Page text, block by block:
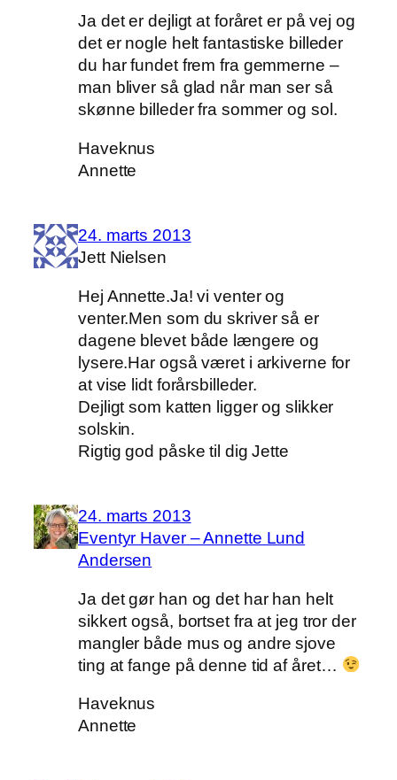
Ja det er dejligt at foråret er på vej og
det er nogle helt fantastiske billeder
du har fundet frem fra gemmerne –
man bliver så glad når man ser så
skønne billeder fra sommer og sol.
Haveknus
Annette
24. marts 2013
Jett Nielsen
Hej Annette.Ja! vi venter og
venter.Men som du skriver så er
dagene blevet både længere og
lysere.Har også været i arkiverne for
at vise lidt forårsbilleder.
Dejligt som katten ligger og slikker
solskin.
Rigtig god påske til dig Jette
24. marts 2013
Eventyr Haver – Annette Lund
Andersen
Ja det gør han og det har han helt
sikkert også, bortset fra at jeg tror der
mangler både mus og andre sjove
ting at fange på denne tid af året…
Haveknus
Annette